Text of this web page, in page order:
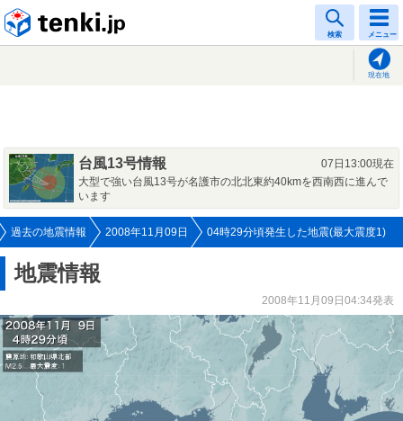
検索 メニュー
現在地
台風13号情報
07日13:00現在
大型で強い台風13号が名護市の北北東約40kmを西南西に進んで
います
過去の地震情報 2008年11月09日 04時29分頃発生した地震(最大震度1)
地震情報
2008年11月09日04:34発表